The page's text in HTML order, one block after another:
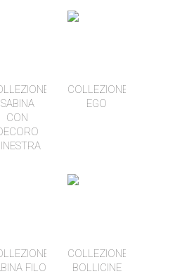
SABINA
CON
COLLEZIONE
EGO
FILO
COLLEZIONE
BOLLICINE